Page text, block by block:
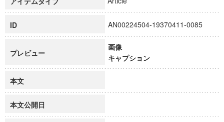
慶應義塾大学グローバルCOEプログラム論理と感性の先端的
博士課程教育リーディングプログラム「超成熟社会発展のサ
学術雑誌掲載論文等(8)
ID AN00224504-19370411-0085
プレビュー
画像
キャプション
本文
本文公開日